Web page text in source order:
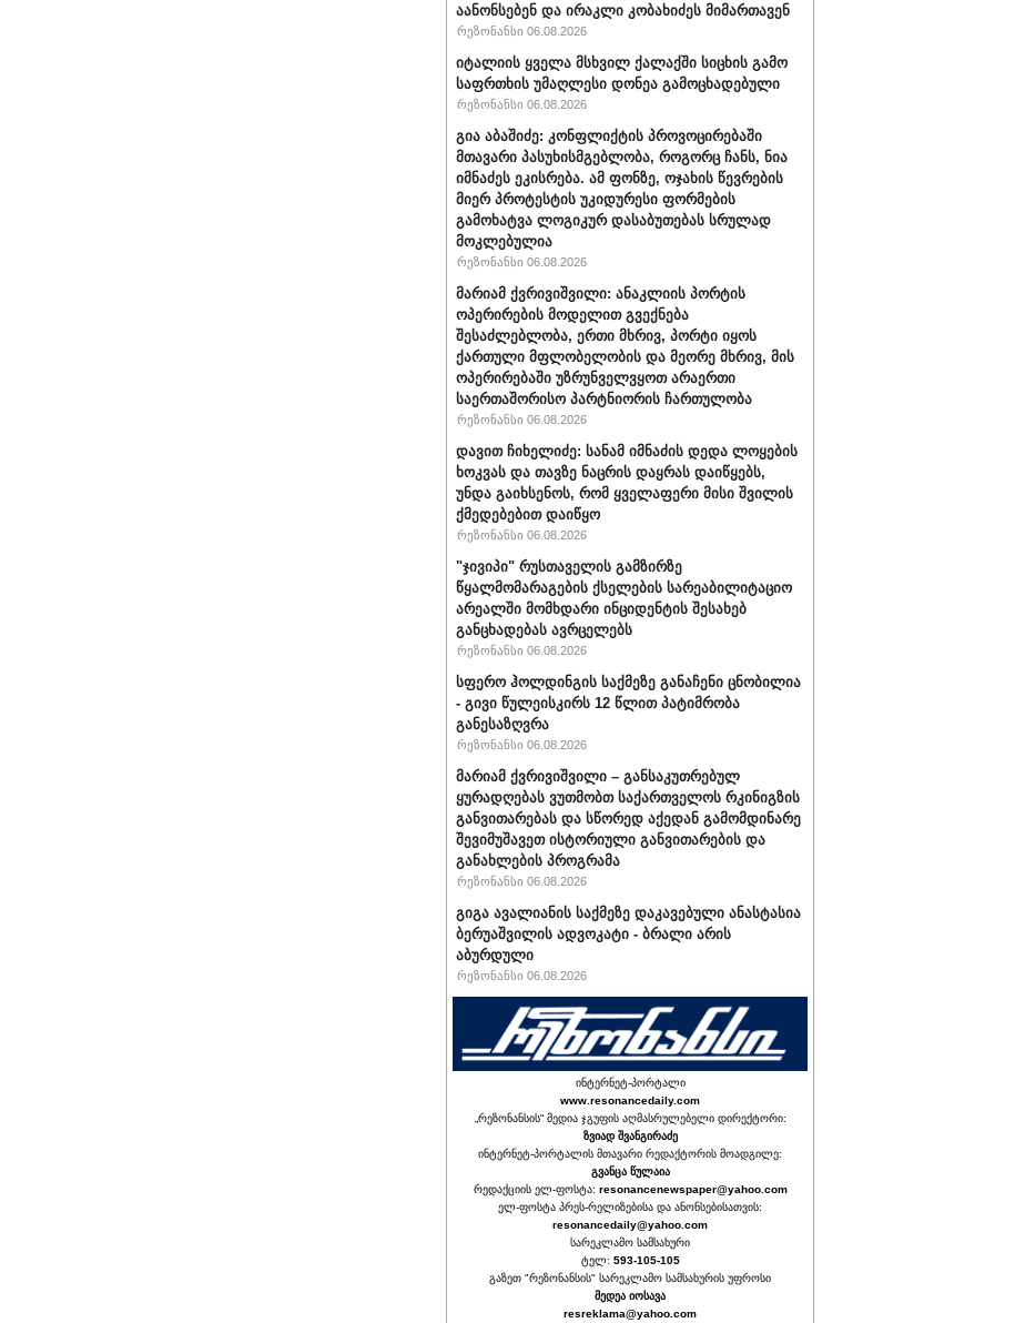
აანონსებენ და ირაკლი კობახიძეს მიმართავენ
რეზონანსი 06.08.2026
იტალიის ყველა მსხვილ ქალაქში სიცხის გამო
საფრთხის უმაღლესი დონეა გამოცხადებული
რეზონანსი 06.08.2026
გია აბაშიძე: კონფლიქტის პროვოცირებაში
მთავარი პასუხისმგებლობა, როგორც ჩანს, ნია
იმნაძეს ეკისრება. ამ ფონზე, ოჯახის წევრების
მიერ პროტესტის უკიდურესი ფორმების
გამოხატვა ლოგიკურ დასაბუთებას სრულად
მოკლებულია
რეზონანსი 06.08.2026
მარიამ ქვრივიშვილი: ანაკლიის პორტის
ოპერირების მოდელით გვექნება
შესაძლებლობა, ერთი მხრივ, პორტი იყოს
ქართული მფლობელობის და მეორე მხრივ, მის
ოპერირებაში უზრუნველვყოთ არაერთი
საერთაშორისო პარტნიორის ჩართულობა
რეზონანსი 06.08.2026
დავით ჩიხელიძე: სანამ იმნაძის დედა ლოყების
ხოკვას და თავზე ნაცრის დაყრას დაიწყებს,
უნდა გაიხსენოს, რომ ყველაფერი მისი შვილის
ქმედებებით დაიწყო
რეზონანსი 06.08.2026
"ჯივიპი" რუსთაველის გამზირზე
წყალმომარაგების ქსელების სარეაბილიტაციო
არეალში მომხდარი ინციდენტის შესახებ
განცხადებას ავრცელებს
რეზონანსი 06.08.2026
სფერო ჰოლდინგის საქმეზე განაჩენი ცნობილია
- გივი წულეისკირს 12 წლით პატიმრობა
განესაზღვრა
რეზონანსი 06.08.2026
მარიამ ქვრივიშვილი – განსაკუთრებულ
ყურადღებას ვუთმობთ საქართველოს რკინიგზის
განვითარებას და სწორედ აქედან გამომდინარე
შევიმუშავეთ ისტორიული განვითარების და
განახლების პროგრამა
რეზონანსი 06.08.2026
გიგა ავალიანის საქმეზე დაკავებული ანასტასია
ბერუაშვილის ადვოკატი - ბრალი არის
აბურდული
რეზონანსი 06.08.2026
ინტერნეტ-პორტალი
www.resonancedaily.com
„რეზონანსის“ მედია ჯგუფის აღმასრულებელი დირექტორი:
ზვიად შვანგირაძე
ინტერნეტ-პორტალის მთავარი რედაქტორის მოადგილე:
გვანცა წულაია
რედაქციის ელ-ფოსტა: resonancenewspaper@yahoo.com
ელ-ფოსტა პრეს-რელიზებისა და ანონსებისათვის:
resonancedaily@yahoo.com
სარეკლამო სამსახური
ტელ: 593-105-105
გაზეთ "რეზონანსის" სარეკლამო სამსახურის უფროსი
მედეა იოსავა
resreklama@yahoo.com